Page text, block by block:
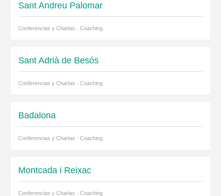
Sant Andreu Palomar
Conferencias y Charlas · Coaching
Sant Adrià de Besós
Conferencias y Charlas · Coaching
Badalona
Conferencias y Charlas · Coaching
Montcada i Reixac
Conferencias y Charlas · Coaching